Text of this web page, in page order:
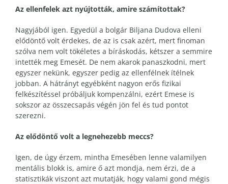
Az ellenfelek azt nyújtották, amire számítottak?
Nagyjából igen. Egyedül a bolgár Biljana Dudova elleni
elődöntő volt érdekes, de az is csak azért, mert finoman
szólva nem volt tökéletes a bíráskodás, kétszer a semmire
intették meg Emesét. De nem akarok panaszkodni, mert
egyszer nekünk, egyszer pedig az ellenfélnek ítélnek
jobban. A hátrányt egyébként nagyon erős fizikai
felkészítéssel próbáljuk kompenzálni, ezért Emese is
sokszor az összecsapás végén jön fel és tud pontot
szerezni.
Az elődöntő volt a legnehezebb meccs?
Igen, de úgy érzem, mintha Emesében lenne valamilyen
mentális blokk is, amire ő azt mondja, nem érzi, de a
statisztikák viszont azt mutatják, hogy valami gond mégis